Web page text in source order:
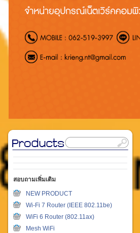
สอบถามเพิ่มเติม
NEW PRODUCT
Wi-Fi 7 Router (IEEE 802.11be)
WiFi 6 Router (802.11ax)
Mesh WiFi